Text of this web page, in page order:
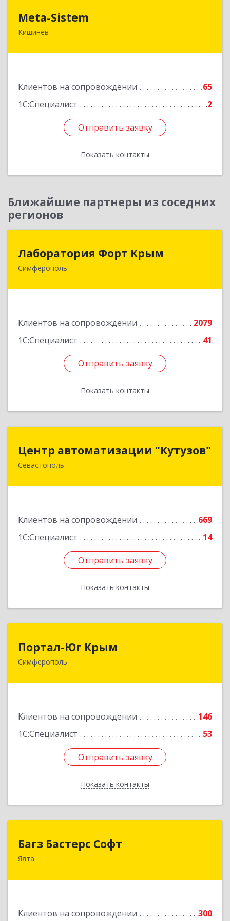
Meta-Sistem
Кишинев
Клиентов на сопровождении
65
1С:Специалист
2
Отправить заявку
Показать контакты
Республика Молдова, MD-2060, Республика
Отправить заявку
Назад
Ближайшие партнеры из соседних
регионов
Лаборатория Форт Крым
Симферополь
Клиентов на сопровождении
2079
1С:Специалист
41
Отправить заявку
Показать контакты
295034, Крым Респ, Симферополь г, Киевская
Отправить заявку
Назад
Центр автоматизации "Кутузов"
Севастополь
Клиентов на сопровождении
669
1С:Специалист
14
Отправить заявку
Показать контакты
299011, Севастополь г, Генерала Петрова ул,
Отправить заявку
Назад
Портал-Юг Крым
Симферополь
Клиентов на сопровождении
146
1С:Специалист
53
Отправить заявку
Показать контакты
295015, Крым Респ, Симферополь г, Козлова ул,
Отправить заявку
Назад
Багз Бастерс Софт
Ялта
Клиентов на сопровождении
300
Багз Бастерс Софт
298603, Крым Респ, Ялта г, Свердлова ул, дом №